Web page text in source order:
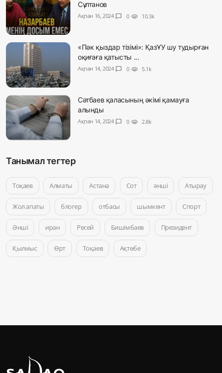
Сұлтанов
Ақпан 16, 2024 chat_bubble 0 visibility 10.3k
«Пәк қыздар тізімі»: ҚазҰУ шу тудырған
оқиғаға қатысты ...
Ақпан 14, 2024 chat_bubble 0 visibility 5.1k
Сәтбаев қаласының әкімі қамауға
алынды
Ақпан 14, 2024 chat_bubble 0 visibility 2.8k
Танымал тегтер
Тоқаев Алматы Астана Сот әнші Атырау
Жол апаты блогер отбасы шымкент Спорт
Әнші иран Ресей Бишімбаев Президент
Қылмыс Өрт Тоқаев Ақтөбе